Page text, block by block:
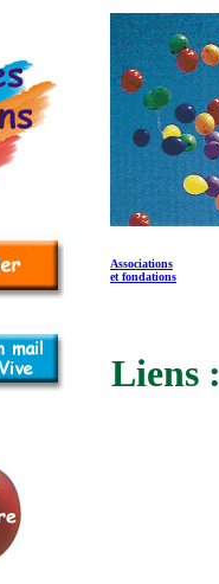
Associations
et fondations
Liens :